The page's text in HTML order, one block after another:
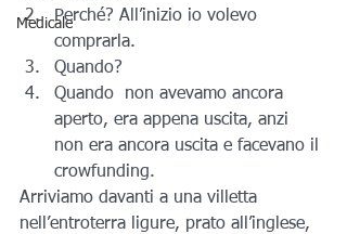
MedicalePerché? All’inizio io volevo
comprarla.
Quando?
Quando  non avevamo ancora
aperto, era appena uscita, anzi
non era ancora uscita e facevano il
crowfunding.
Arriviamo davanti a una villetta
nell’entroterra ligure, prato all’inglese,